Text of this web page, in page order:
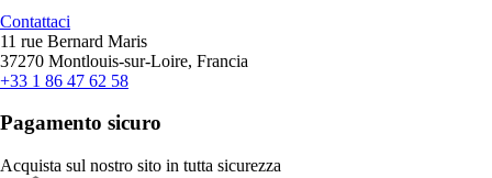
Contattaci
11 rue Bernard Maris
37270 Montlouis-sur-Loire, Francia
+33 1 86 47 62 58
Pagamento sicuro
Acquista sul nostro sito in tutta sicurezza